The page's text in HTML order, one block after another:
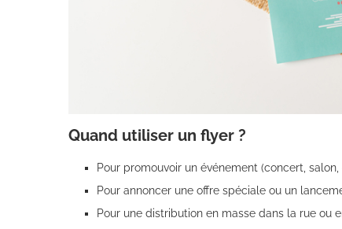
Quand utiliser un flyer ?
Pour promouvoir un événement (concert,
Pour annoncer une offre spéciale ou un
Pour une distribution en masse dans la rue ou